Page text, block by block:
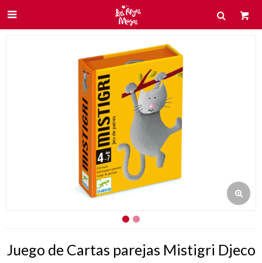

Juego de Cartas parejas Mistigri Djeco